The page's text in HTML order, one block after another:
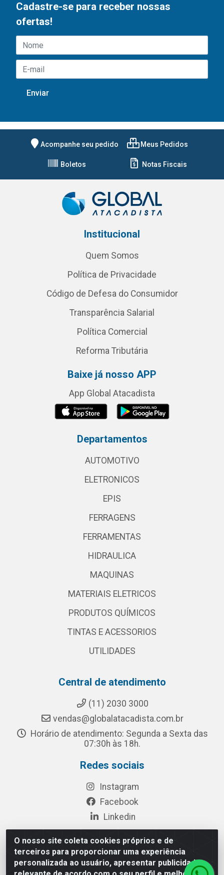
O nosso site coleta cookies próprios e de
terceiros para proporcionar uma experiência
personalizada ao usuário, apresentar publicidade
Cadastre-se para receber nossas
ofertas!
Acompanhe seu pedido Meus Pedidos
Boletos Notas Fiscais
Institucional
Quem Somos
Política de Privacidade
Código de Defesa do Consumidor
Transparência Salarial
Política Comercial
Reforma Tributária
Baixe já nosso APP
App Global Atacadista
Departamentos
AUTOMOTIVO
ELETRONICOS
EPIS
FERRAGENS
FERRAMENTAS
HIDRAULICA
MAQUINAS
MATERIAIS ELETRICOS
PRODUTOS QUÍMICOS
TINTAS E ACESSORIOS
UTILIDADES
Central de atendimento
(11) 2030 3000
vendas@globalatacadista.com.br
Horário de atendimento: Segunda a Sexta das
07:30h às 18h.
Redes sociais
Instagram
Facebook
Linkedin
Rua Chipuê, 117 - S. Miguel Paulista São Paulo/SP - CEP
08010-260- CNPJ: 03.010.739/0001-72